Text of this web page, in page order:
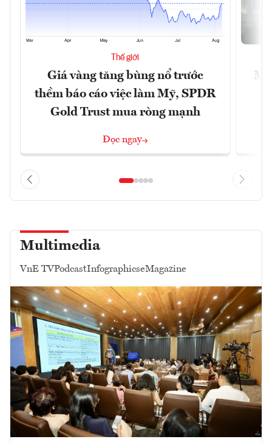
Thế giới
Giá vàng tăng bùng nổ trước
thềm báo cáo việc làm Mỹ, SPDR
Gold Trust mua ròng mạnh
Đọc ngay
Multimedia
VnE TVPodcastInfographicseMagazine